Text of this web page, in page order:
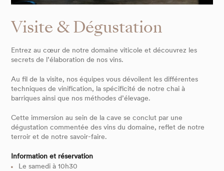
Visite & Dégustation
Entrez au cœur de notre domaine viticole et découvrez les
secrets de l’élaboration de nos vins.
Au fil de la visite, nos équipes vous dévoilent les différentes
techniques de vinification, la spécificité de notre chai à
barriques ainsi que nos méthodes d’élevage.
Cette immersion au sein de la cave se conclut par une
dégustation commentée des vins du domaine, reflet de notre
terroir et de notre savoir-faire.
Information et réservation
Le samedi à 10h30